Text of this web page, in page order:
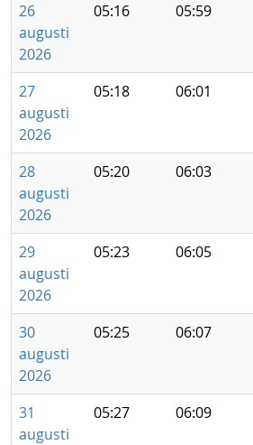
26
augusti
2026
05:16 05:59
27
augusti
2026
05:18 06:01
28
augusti
2026
05:20 06:03
29
augusti
2026
05:23 06:05
30
augusti
2026
05:25 06:07
31
augusti
05:27 06:09